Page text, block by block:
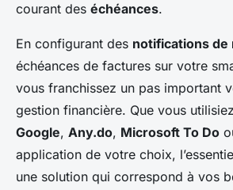
courant des échéances.
En configurant des notifications de
échéances de factures sur votre
vous franchissez un pas important
gestion financière. Que vous
Google, Any.do, Microsoft To Do
application de votre choix,
une solution qui correspond à vos